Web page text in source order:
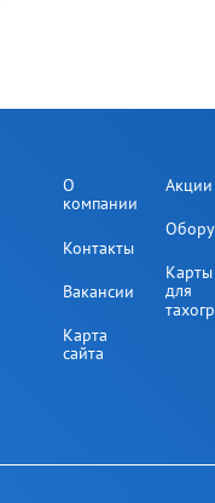
О
компании
Контакты
Вакансии
Карта
сайта
Акции
Карты
для